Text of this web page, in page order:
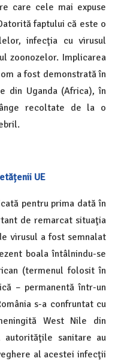
care cele mai expuse
faptului că este o
infecţia cu virusul
zoonozelor. Implicarea
a fost demonstrată în
din Uganda (Africa), în
recoltate de la o
UE
pentru prima dată în
de remarcat situaţia
virusul a fost semnalat
boala întâlnindu-se
(termenul folosit în
– permanentă într-un
s-a confruntat cu
West Nile din
autorităţile sanitare au
al acestei infecţii